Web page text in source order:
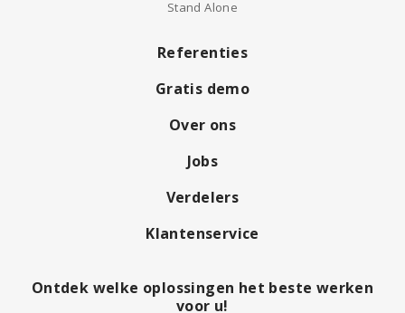
Stand Alone
Referenties
Gratis demo
Over ons
Jobs
Verdelers
Klantenservice
Ontdek welke oplossingen het beste werken
voor u!